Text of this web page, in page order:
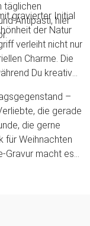
täglichen
Antipasti, hier
gravierter Initial
der Natur
verleiht nicht nur
Charme. Die
Du kreativ
–
die gerade
die gerne
für Weihnachten
Gravur macht es
es zum